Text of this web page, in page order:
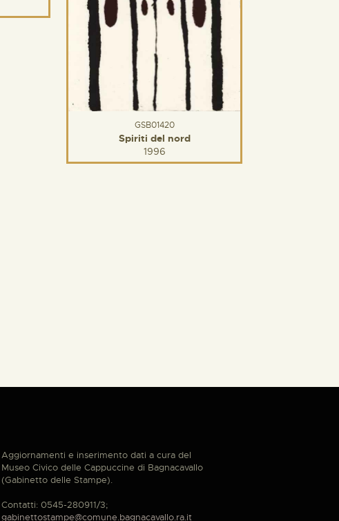
GSB01420
Spiriti del nord
1996
Aggiornamenti e inserimento dati a cura del
Museo Civico delle Cappuccine di Bagnacavallo
(Gabinetto delle Stampe).
Contatti: 0545-280911/3;
gabinettostampe@comune.bagnacavallo.ra.it